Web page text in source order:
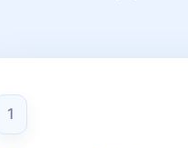
1